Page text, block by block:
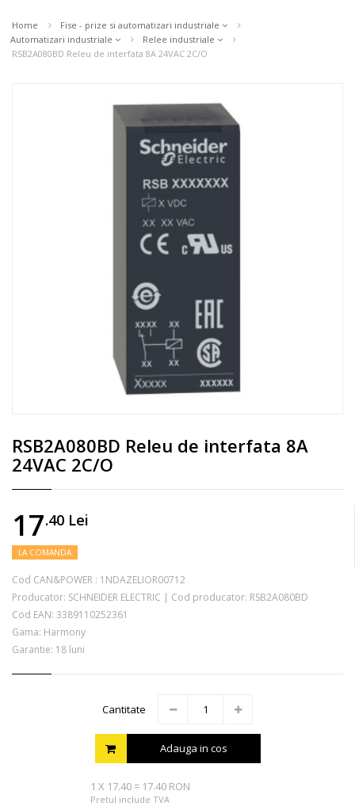
Home
Fise - prize si automatizari industriale
Automatizari industriale
Relee industriale
RSB2A080BD Releu de interfata 8A 24VAC 2C/O
RSB2A080BD Releu de interfata 8A
24VAC 2C/O
17.40 Lei
LA COMANDA
Cod CAN&POWER : 1NDAZELIOR00712
Producator: SCHNEIDER ELECTRIC | Cod producator: RSB2A080BD
Cod EAN: 3389110252361
Gama: Harmony
Garantie: 18 luni
Cantitate
Adauga in cos
1 X 17.40 = 17.40 RON
Pretul include TVA